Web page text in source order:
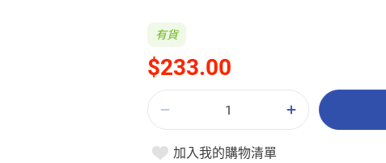
$233.00
有貨
加入我的購物清單